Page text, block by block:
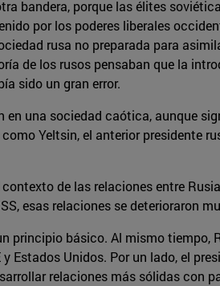
bandera, porque las élites
por los poderes liberales
rusa no preparada para
de los rusos pensaban que la
sido un gran error.
una sociedad caótica, aunque
Yeltsin, el anterior presidente
de las relaciones entre
esas relaciones se deterioraron
básico. Al mismo tiempo,
Estados Unidos. Por un lado, el
relaciones más sólidas con